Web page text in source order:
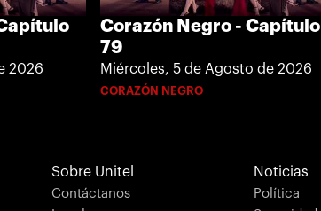
2026
Corazón Negro - Capítulo
79
Miércoles, 5 de Agosto de 2026
CORAZÓN NEGRO
Sobre Unitel
Contáctanos
Noticias
Política